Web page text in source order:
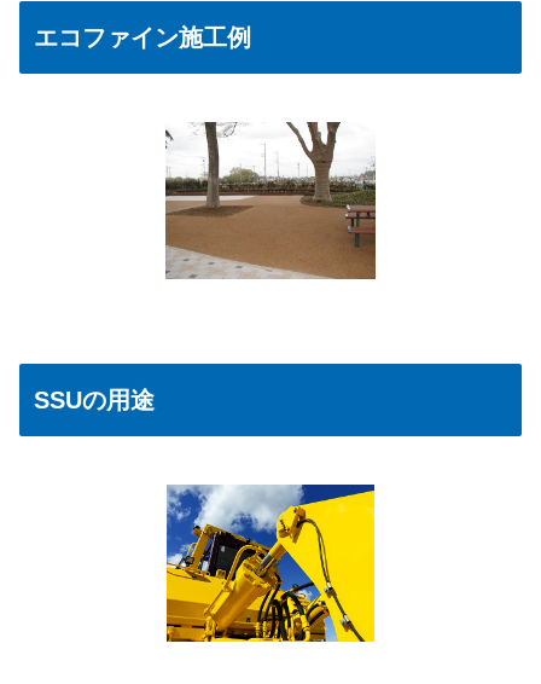
エコファイン施工例
SSUの用途